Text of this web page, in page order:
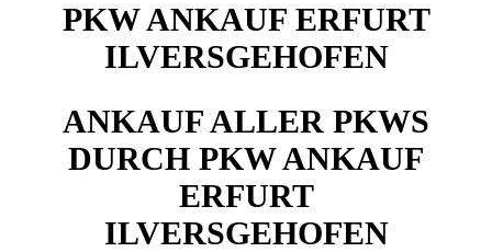
PKW ANKAUF ERFURT
ILVERSGEHOFEN
ANKAUF ALLER PKWS
DURCH PKW ANKAUF
ERFURT
ILVERSGEHOFEN